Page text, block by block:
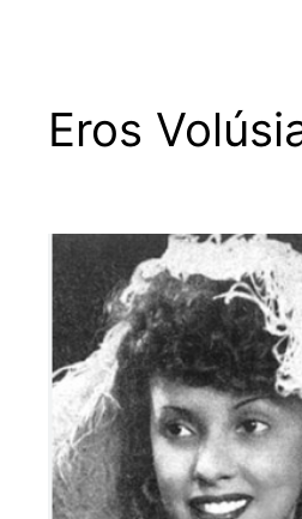
Eros